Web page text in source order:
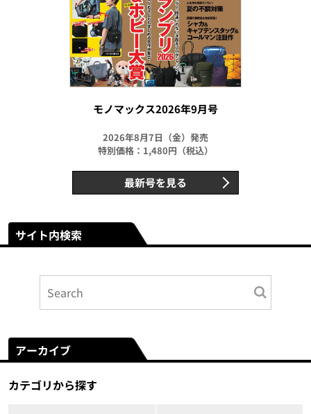
モノマックス2026年9月号
2026年8月7日（金）発売
特別価格：1,480円（税込）
最新号を見る
サイト内検索
アーカイブ
カテゴリから探す